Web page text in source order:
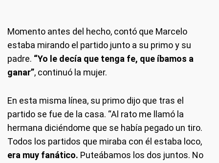
Momento antes del hecho, contó que Marcelo
estaba mirando el partido junto a su primo y su
padre. “Yo le decía que tenga fe, que íbamos a
ganar”, continuó la mujer.
En esta misma línea, su primo dijo que tras el
partido se fue de la casa. “Al rato me llamó la
hermana diciéndome que se había pegado un tiro.
Todos los partidos que miraba con él estaba loco,
era muy fanático. Puteábamos los dos juntos. No